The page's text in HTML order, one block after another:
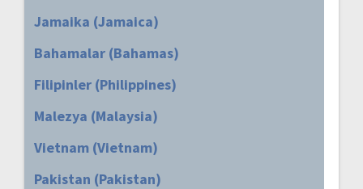
Jamaika (Jamaica)
Bahamalar (Bahamas)
Filipinler (Philippines)
Malezya (Malaysia)
Vietnam (Vietnam)
Pakistan (Pakistan)